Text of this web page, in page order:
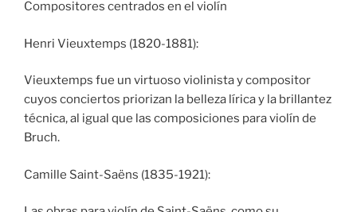
Compositores centrados en el violín
Henri Vieuxtemps (1820-1881):
Vieuxtemps fue un virtuoso violinista y compositor
cuyos conciertos priorizan la belleza lírica y la brillantez
técnica, al igual que las composiciones para violín de
Bruch.
Camille Saint-Saëns (1835-1921):